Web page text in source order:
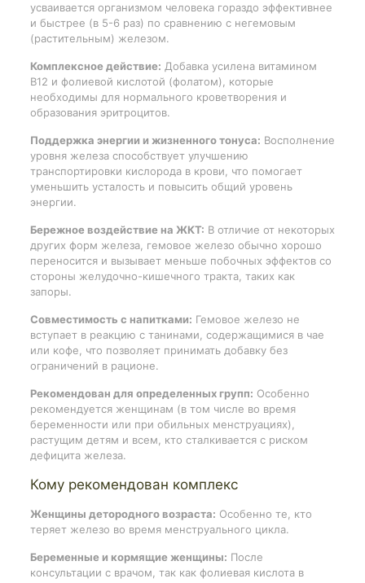
усваивается организмом человека гораздо эффективнее
и быстрее (в 5-6 раз) по сравнению с негемовым
(растительным) железом.
Комплексное действие: Добавка усилена витамином
B12 и фолиевой кислотой (фолатом), которые
необходимы для нормального кроветворения и
образования эритроцитов.
Поддержка энергии и жизненного тонуса: Восполнение
уровня железа способствует улучшению
транспортировки кислорода в крови, что помогает
уменьшить усталость и повысить общий уровень
энергии.
Бережное воздействие на ЖКТ: В отличие от некоторых
других форм железа, гемовое железо обычно хорошо
переносится и вызывает меньше побочных эффектов со
стороны желудочно-кишечного тракта, таких как
запоры.
Совместимость с напитками: Гемовое железо не
вступает в реакцию с танинами, содержащимися в чае
или кофе, что позволяет принимать добавку без
ограничений в рационе.
Рекомендован для определенных групп: Особенно
рекомендуется женщинам (в том числе во время
беременности или при обильных менструациях),
растущим детям и всем, кто сталкивается с риском
дефицита железа.
Кому рекомендован комплекс
Женщины детородного возраста: Особенно те, кто
теряет железо во время менструального цикла.
Беременные и кормящие женщины: После
консультации с врачом, так как фолиевая кислота в